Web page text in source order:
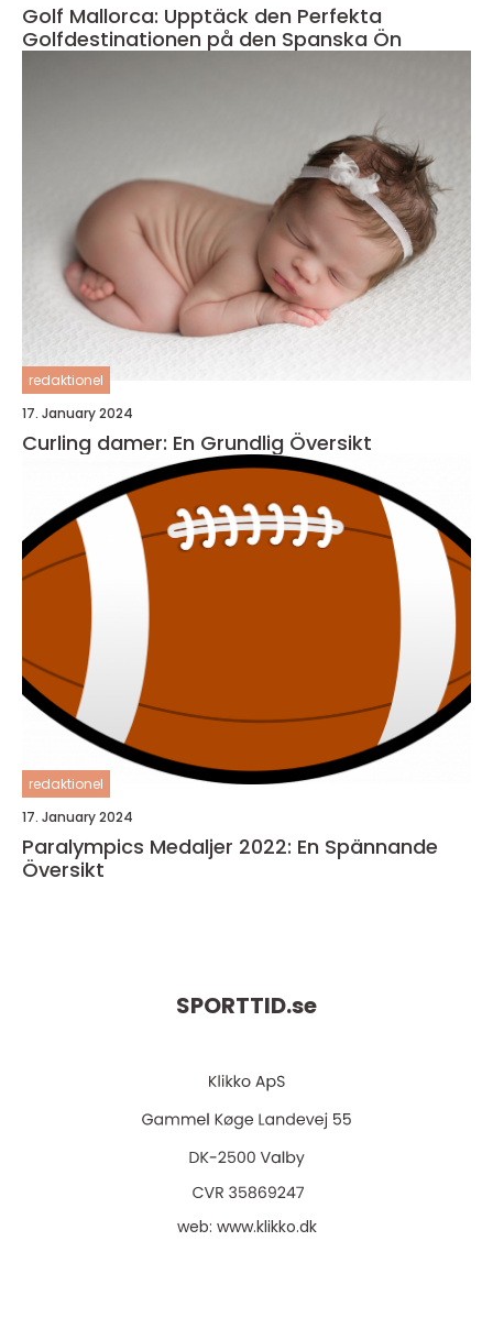
Golf Mallorca: Upptäck den Perfekta
Golfdestinationen på den Spanska Ön
redaktionel
17. January 2024
Curling damer: En Grundlig Översikt
redaktionel
17. January 2024
Paralympics Medaljer 2022: En Spännande
Översikt
SPORTTID.se
web: www.klikko.dk